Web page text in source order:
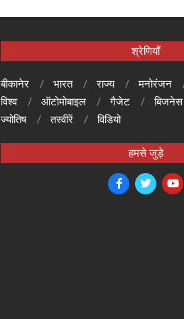
श्रेणियाँ
बीकानेर भारत राज्य मनोरंजन
विश्व
ऑटोमोबाइल गैजेट बिजनेस
ज्योतिष
तस्वीरें विडियो
हमसे जुड़े